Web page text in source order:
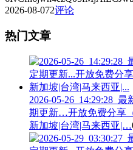
2026-08-072评论
热门文章
2026-05-26_14:29:28_
期更新…开放免费分享
新加坡|台湾|马来西亚|…